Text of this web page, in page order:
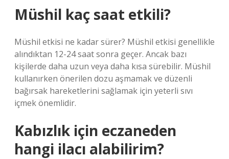
Müshil kaç saat etkili?
Müshil etkisi ne kadar sürer? Müshil etkisi genellikle
alındıktan 12-24 saat sonra geçer. Ancak bazı
kişilerde daha uzun veya daha kısa sürebilir. Müshil
kullanırken önerilen dozu aşmamak ve düzenli
bağırsak hareketlerini sağlamak için yeterli sıvı
içmek önemlidir.
Kabızlık için eczaneden
hangi ilacı alabilirim?